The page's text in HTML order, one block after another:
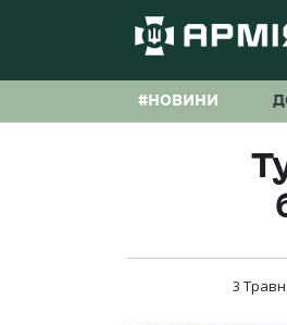
#НОВИНИ
3